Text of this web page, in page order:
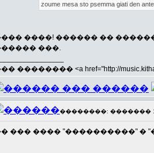
zoume mesa sto psemma giati den
����! ������ ��
���.
�������� <a href="http://
��������: ������� 19
��� ���� "����������" �